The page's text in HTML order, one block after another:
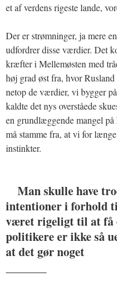
et af verdens rigeste lande,
Der er strømninger, ja mere
udfordrer disse værdier. Det
kræfter i Mellemøsten med
høj grad øst fra, hvor
netop de værdier, vi bygger
kaldte det nys overståede
en grundlæggende mangel
må stamme fra, at vi for
instinkter.
Man skulle have
intentioner i forhold
været rigeligt til at få
politikere er ikke så
at det gør noget